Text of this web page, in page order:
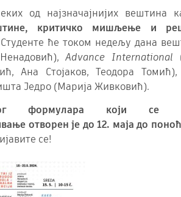
од најзначајнијих вештина
критичко мишљење и
ће током недељу дана
Advance International
Ана Стојаков, Теодора Томић),
Једро (Марија Живковић).
формулара који се
отворен је до 12. маја до
се!